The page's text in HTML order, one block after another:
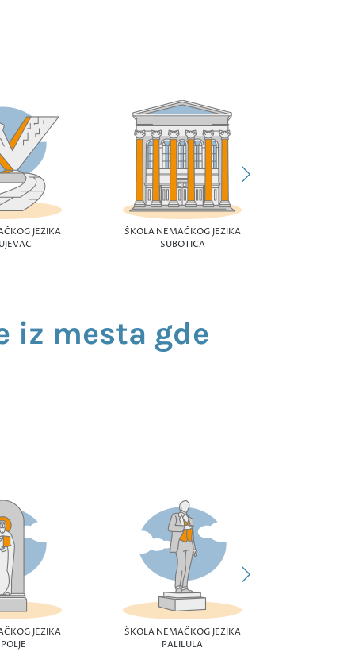
JEZIKA
ŠKOLA NEMAČKOG JEZIKA
SUBOTICA
iz mesta gde
JEZIKA
ŠKOLA NEMAČKOG JEZIKA
PALILULA